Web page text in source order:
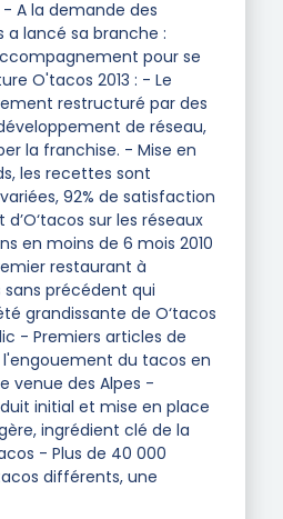
A la demande des
a lancé sa branche :
pour se
O'tacos 2013 : - Le
restructuré par des
de réseau,
la franchise. - Mise en
les recettes sont
92% de satisfaction
sur les réseaux
en moins de 6 mois 2010
restaurant à
précédent qui
grandissante de O‘tacos
- Premiers articles de
du tacos en
venue des Alpes -
initial et mise en place
ingrédient clé de la
- Plus de 40 000
différents, une